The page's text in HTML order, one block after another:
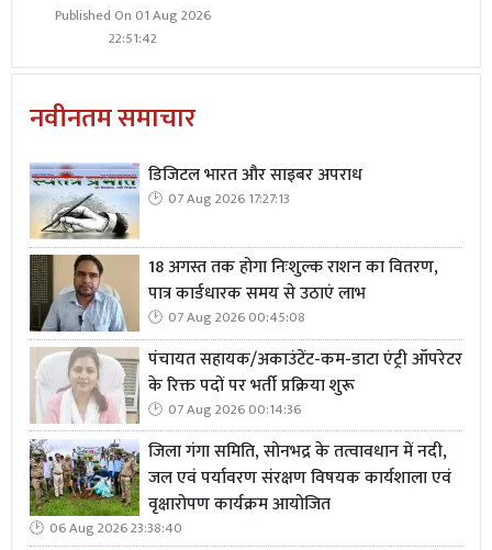
Published On 01 Aug 2026
22:51:42
नवीनतम समाचार
डिजिटल भारत और साइबर अपराध
07 Aug 2026 17:27:13
18 अगस्त तक होगा निःशुल्क राशन का वितरण,
पात्र कार्डधारक समय से उठाएं लाभ
07 Aug 2026 00:45:08
पंचायत सहायक/अकाउंटेंट-कम-डाटा एंट्री ऑपरेटर
के रिक्त पदों पर भर्ती प्रक्रिया शुरू
07 Aug 2026 00:14:36
जिला गंगा समिति, सोनभद्र के तत्वावधान में नदी,
जल एवं पर्यावरण संरक्षण विषयक कार्यशाला एवं
वृक्षारोपण कार्यक्रम आयोजित
06 Aug 2026 23:38:40